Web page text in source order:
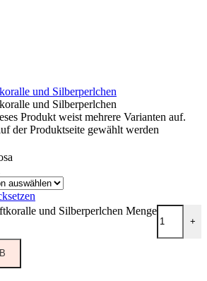
Produkt weist mehrere Varianten auf.
der Produktseite gewählt werden
und Silberperlchen Menge
+